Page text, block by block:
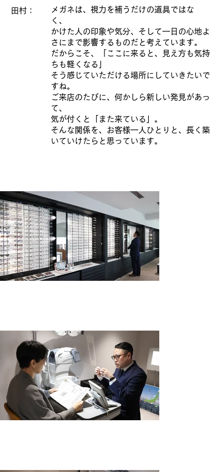
田村：
メガネは、視力を補うだけの道具ではな
く、
かけた人の印象や気分、そして一日の心地よ
さにまで影響するものだと考えています。
だからこそ、「ここに来ると、見え方も気持
ちも軽くなる」
そう感じていただける場所にしていきたいで
すね。
ご来店のたびに、何かしら新しい発見があっ
て、
気が付くと「また来ている」。
そんな関係を、お客様一人ひとりと、長く築
いていけたらと思っています。